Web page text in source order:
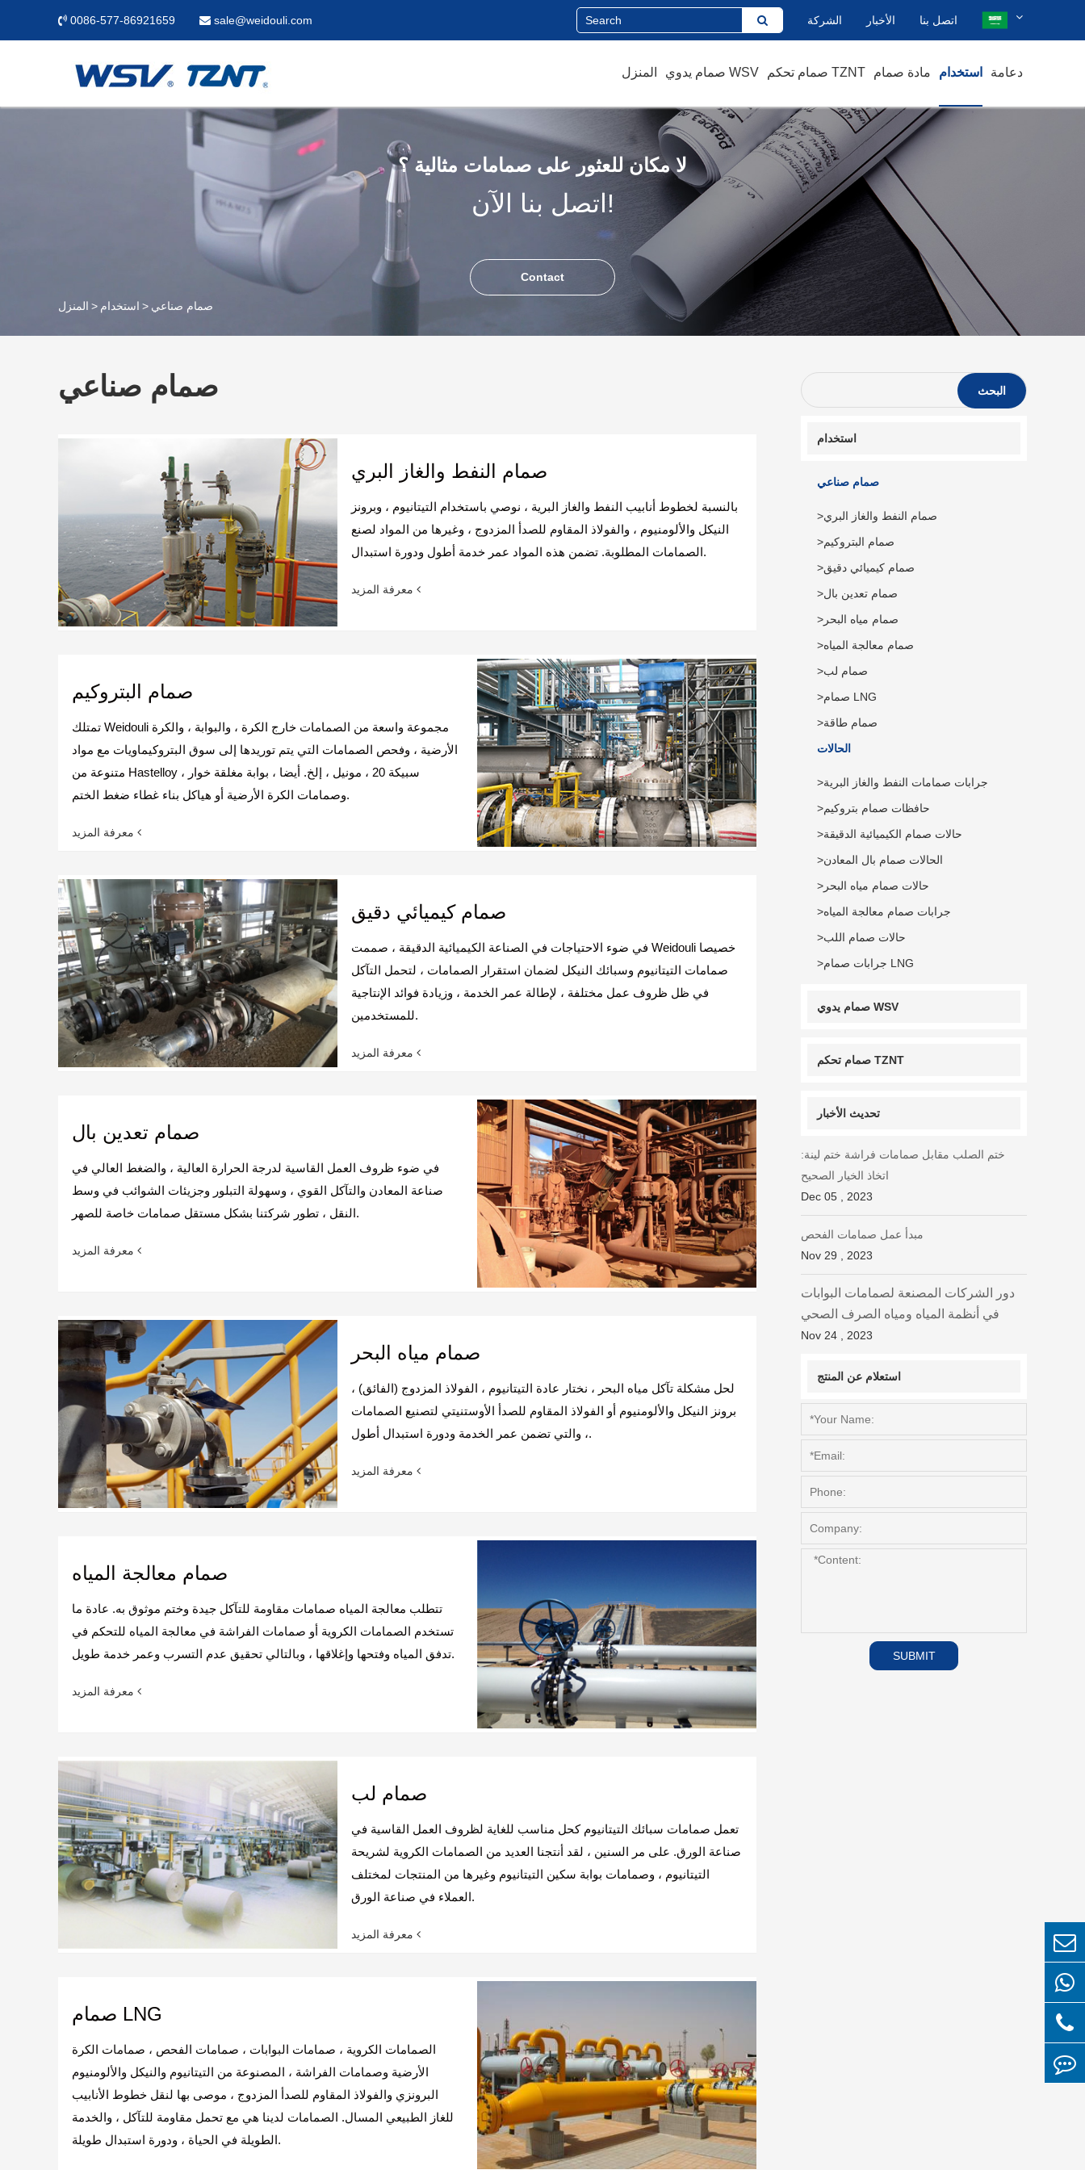
0086-577-86921659 sale@weidouli.com الشركة الأخبار اتصل بنا
المنزل صمام يدوي WSV صمام تحكم TZNT مادة صمام استخدام دعامة
لا مكان للعثور على صمامات مثالية ؟
اتصل بنا الآن!
Contact
المنزل استخدام صمام صناعي
صمام صناعي
صمام النفط والغاز البري
بالنسبة لخطوط أنابيب النفط والغاز البرية ، نوصي باستخدام التيتانيوم ، وبرونز
النيكل والألومنيوم ، والفولاذ المقاوم للصدأ المزدوج ، وغيرها من المواد لصنع
الصمامات المطلوبة. تضمن هذه المواد عمر خدمة أطول ودورة استبدال.
معرفة المزيد
صمام البتروكيم
تمتلك Weidouli مجموعة واسعة من الصمامات خارج الكرة ، والبوابة ، والكرة
الأرضية ، وفحص الصمامات التي يتم توريدها إلى سوق البتروكيماويات مع مواد
متنوعة من Hastelloy ، سبيكة 20 ، مونيل ، إلخ. أيضا ، بوابة مغلقة خوار
وصمامات الكرة الأرضية أو هياكل بناء غطاء ضغط الختم.
معرفة المزيد
صمام كيميائي دقيق
في ضوء الاحتياجات في الصناعة الكيميائية الدقيقة ، صممت Weidouli خصيصا
صمامات التيتانيوم وسبائك النيكل لضمان استقرار الصمامات ، لتحمل التآكل
في ظل ظروف عمل مختلفة ، لإطالة عمر الخدمة ، وزيادة فوائد الإنتاجية
للمستخدمين.
معرفة المزيد
صمام تعدين بال
في ضوء ظروف العمل القاسية لدرجة الحرارة العالية ، والضغط العالي في
صناعة المعادن والتآكل القوي ، وسهولة التبلور وجزيئات الشوائب في وسط
النقل ، تطور شركتنا بشكل مستقل صمامات خاصة للصهر.
معرفة المزيد
صمام مياه البحر
لحل مشكلة تآكل مياه البحر ، نختار عادة التيتانيوم ، الفولاذ المزدوج (الفائق) ،
برونز النيكل والألومنيوم أو الفولاذ المقاوم للصدأ الأوستنيتي لتصنيع الصمامات
، والتي تضمن عمر الخدمة ودورة استبدال أطول.
معرفة المزيد
صمام معالجة المياه
تتطلب معالجة المياه صمامات مقاومة للتآكل جيدة وختم موثوق به. عادة ما
تستخدم الصمامات الكروية أو صمامات الفراشة في معالجة المياه للتحكم في
تدفق المياه وفتحها وإغلاقها ، وبالتالي تحقيق عدم التسرب وعمر خدمة طويل.
معرفة المزيد
صمام لب
تعمل صمامات سبائك التيتانيوم كحل مناسب للغاية لظروف العمل القاسية في
صناعة الورق. على مر السنين ، لقد أنتجنا العديد من الصمامات الكروية لشريحة
التيتانيوم ، وصمامات بوابة سكين التيتانيوم وغيرها من المنتجات لمختلف
العملاء في صناعة الورق.
معرفة المزيد
صمام LNG
الصمامات الكروية ، صمامات البوابات ، صمامات الفحص ، صمامات الكرة
الأرضية وصمامات الفراشة ، المصنوعة من التيتانيوم والنيكل والألومنيوم
البرونزي والفولاذ المقاوم للصدأ المزدوج ، موصى بها لنقل خطوط الأنابيب
للغاز الطبيعي المسال. الصمامات لدينا هي مع تحمل مقاومة للتآكل ، والخدمة
الطويلة في الحياة ، ودورة استبدال طويلة.
البحث
استخدام
صمام صناعي
>صمام النفط والغاز البري
>صمام البتروكيم
>صمام كيميائي دقيق
>صمام تعدين بال
>صمام مياه البحر
>صمام معالجة المياه
>صمام لب
>صمام LNG
>صمام طاقة
الحالات
>جرابات صمامات النفط والغاز البرية
>حافظات صمام بتروكيم
>حالات صمام الكيميائية الدقيقة
>الحالات صمام بال المعادن
>حالات صمام مياه البحر
>جرابات صمام معالجة المياه
>حالات صمام اللب
>جرابات صمام LNG
صمام يدوي WSV
صمام تحكم TZNT
تحديث الأخبار
ختم الصلب مقابل صمامات فراشة ختم لينة:
اتخاذ الخيار الصحيح
Dec 05 , 2023
مبدأ عمل صمامات الفحص
Nov 29 , 2023
دور الشركات المصنعة لصمامات البوابات
في أنظمة المياه ومياه الصرف الصحي
Nov 24 , 2023
استعلام عن المنتج
SUBMIT